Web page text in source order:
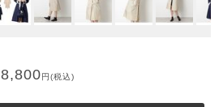
8,800円(税込)